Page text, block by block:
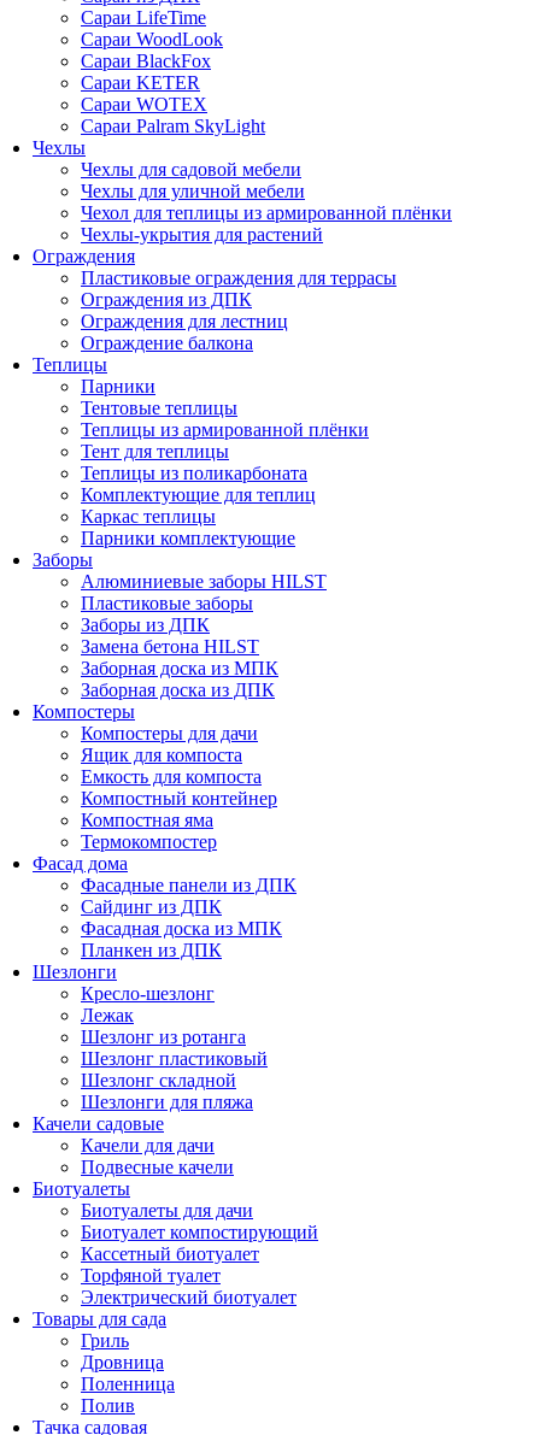
Cараи LifeTime
Cараи WoodLook
Сараи BlackFox
Сараи KETER
Сараи WOTEX
Сараи Palram SkyLight
Чехлы
Чехлы для садовой мебели
Чехлы для уличной мебели
Чехол для теплицы из армированной плёнки
Чехлы-укрытия для растений
Ограждения
Пластиковые ограждения для террасы
Ограждения из ДПК
Ограждения для лестниц
Ограждение балкона
Теплицы
Парники
Тентовые теплицы
Теплицы из армированной плёнки
Тент для теплицы
Теплицы из поликарбоната
Комплектующие для теплиц
Каркас теплицы
Парники комплектующие
Заборы
Алюминиевые заборы HILST
Пластиковые заборы
Заборы из ДПК
Замена бетона HILST
Заборная доска из МПК
Заборная доска из ДПК
Компостеры
Компостеры для дачи
Ящик для компоста
Емкость для компоста
Компостный контейнер
Компостная яма
Термокомпостер
Фасад дома
Фасадные панели из ДПК
Сайдинг из ДПК
Фасадная доска из МПК
Планкен из ДПК
Шезлонги
Кресло-шезлонг
Лежак
Шезлонг из ротанга
Шезлонг пластиковый
Шезлонг складной
Шезлонги для пляжа
Качели садовые
Качели для дачи
Подвесные качели
Биотуалеты
Биотуалеты для дачи
Биотуалет компостирующий
Кассетный биотуалет
Торфяной туалет
Электрический биотуалет
Товары для сада
Гриль
Дровница
Поленница
Полив
Тачка садовая